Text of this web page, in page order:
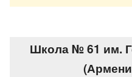
Школа № 61 им.